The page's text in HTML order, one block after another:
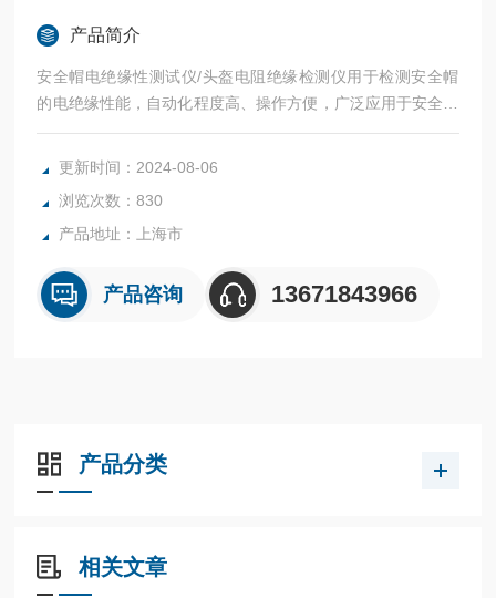
产品简介
安全帽电绝缘性测试仪/头盔电阻绝缘检测仪用于检测安全帽
的电绝缘性能，自动化程度高、操作方便，广泛应用于安全帽
生产企业及各大质检单位。
更新时间：2024-08-06
浏览次数：830
产品地址：上海市
产品咨询 13671843966
产品分类
相关文章